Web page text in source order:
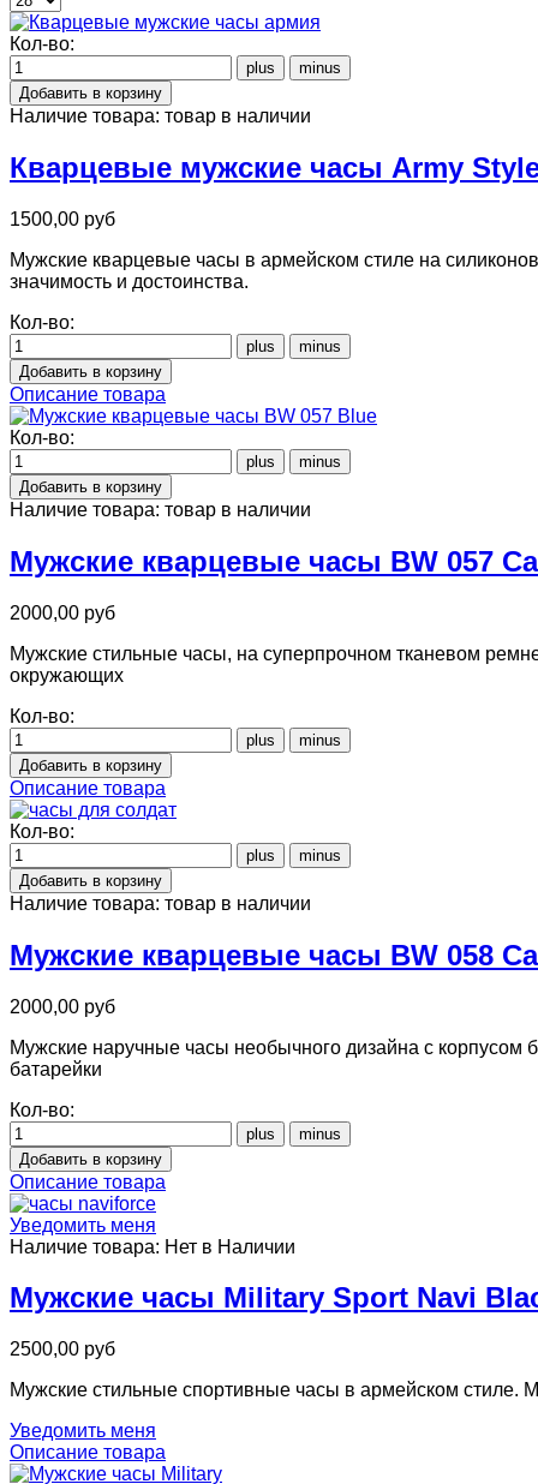
Кол-во:
Наличие товара: товар в наличии
Кварцевые мужские часы Army
1500,00 руб
Мужские кварцевые часы в армейском стиле на
значимость и достоинства.
Кол-во:
Описание товара
Кол-во:
Наличие товара: товар в наличии
Мужские кварцевые часы BW 057
2000,00 руб
Мужские стильные часы, на суперпрочном тканевом
окружающих
Кол-во:
Описание товара
Кол-во:
Наличие товара: товар в наличии
Мужские кварцевые часы BW 058
2000,00 руб
Мужские наручные часы необычного дизайна с
батарейки
Кол-во:
Описание товара
Уведомить меня
Наличие товара: Нет в Наличии
Мужские часы Military Sport Navi
2500,00 руб
Мужские стильные спортивные часы в армейском стиле.
Уведомить меня
Описание товара